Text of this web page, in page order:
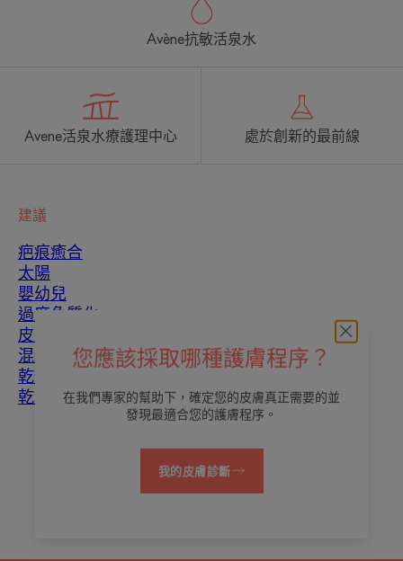
您應該採取哪種護膚程序？
在我們專家的幫助下，確定您的皮膚真正需要的並
發現最適合您的護膚程序。
我的皮膚診斷
Avène抗敏活泉水
Avene活泉水療護理中心 處於創新的最前線
建議
疤痕癒合
太陽
嬰幼兒
過度角質化
皮膚瑕疵
混合性皮膚
乾性皮膚
乾燥和脫水
關於我們
聯繫我們常見問題